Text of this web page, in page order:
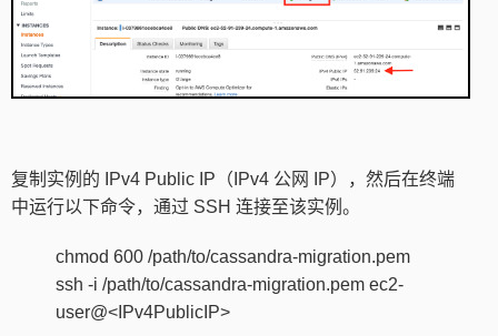
复制实例的 IPv4 Public IP（IPv4 公网 IP），然后在终端
中运行以下命令，通过 SSH 连接至该实例。
chmod 600 /path/to/cassandra-migration.pem
ssh -i /path/to/cassandra-migration.pem ec2-
user@<IPv4PublicIP>